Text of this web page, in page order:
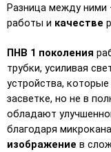
Разница между ними
работы и качестве
ПНВ 1 поколения
трубки, усиливая
устройства,
засветке, но не в
обладают
изображение в